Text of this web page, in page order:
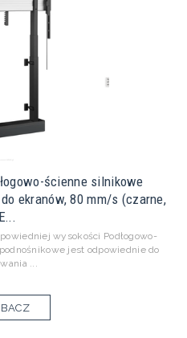
ścienne silnikowe
ekranów, 80 mm/s (czarne,
E...
wysokości Podłogowo-
jest odpowiednie do
...